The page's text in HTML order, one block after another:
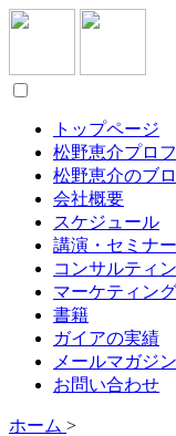
トップページ
松野恵介プロ
松野恵介のブ
会社概要
スケジュール
講演・セミナー
コンサルティ
マーケティン
書籍
ガイアの実績
メールマガジン
お問い合わせ
ホーム >